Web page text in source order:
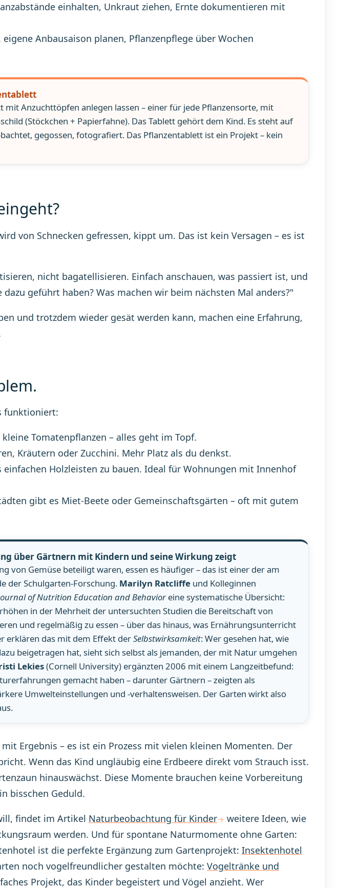
einhalten, Unkraut ziehen, Ernte dokumentieren mit
Anbausaison planen, Pflanzenpflege über Wochen
mit Anzuchttöpfen anlegen lassen – einer für jede Pflanzensorte, mit
(Stöckchen + Papierfahne). Das Tablett gehört dem Kind. Es steht auf
gegossen, fotografiert. Das Pflanzentablett ist ein Projekt – kein
von Schnecken gefressen, kippt um. Das ist kein Versagen – es ist
nicht bagatellisieren. Einfach anschauen, was passiert ist, und
dazu geführt haben? Was machen wir beim nächsten Mal anders?"
und trotzdem wieder gesät werden kann, machen eine Erfahrung,
funktioniert:
kleine Tomatenpflanzen – alles geht im Topf.
Kräutern oder Zucchini. Mehr Platz als du denkst.
Holzleisten zu bauen. Ideal für Wohnungen mit Innenhof
gibt es Miet-Beete oder Gemeinschaftsgärten – oft mit gutem
über Gärtnern mit Kindern und seine Wirkung zeigt
von Gemüse beteiligt waren, essen es häufiger – das ist einer der am
der Schulgarten-Forschung. Marilyn Ratcliffe und Kolleginnen
of Nutrition Education and Behavior eine systematische Übersicht:
in der Mehrheit der untersuchten Studien die Bereitschaft von
und regelmäßig zu essen – über das hinaus, was Ernährungsunterricht
erklären das mit dem Effekt derSelbstwirksamkeit: Wer gesehen hat, wie
beigetragen hat, sieht sich selbst als jemanden, der mit Natur umgehen
Lekies(Cornell University) ergänzten 2006 mit einem Langzeitbefund:
gemacht haben – darunter Gärtnern – zeigten als
Umwelteinstellungen und -verhaltensweisen. Der Garten wirkt also
Ergebnis – es ist ein Prozess mit vielen kleinen Momenten. Der
Wenn das Kind ungläubig eine Erdbeere direkt vom Strauch isst.
hinauswächst. Diese Momente brauchen keine Vorbereitung
bisschen Geduld.
findet im Artikel Naturbeobachtung für Kinder
weitere Ideen, wie
werden. Und für spontane Naturmomente ohne Garten:
ist die perfekte Ergänzung zum Gartenprojekt: Insektenhotel
noch vogelfreundlicher gestalten möchte: Vogeltränke und
Projekt, das Kinder begeistert und Vögel anzieht. Wer